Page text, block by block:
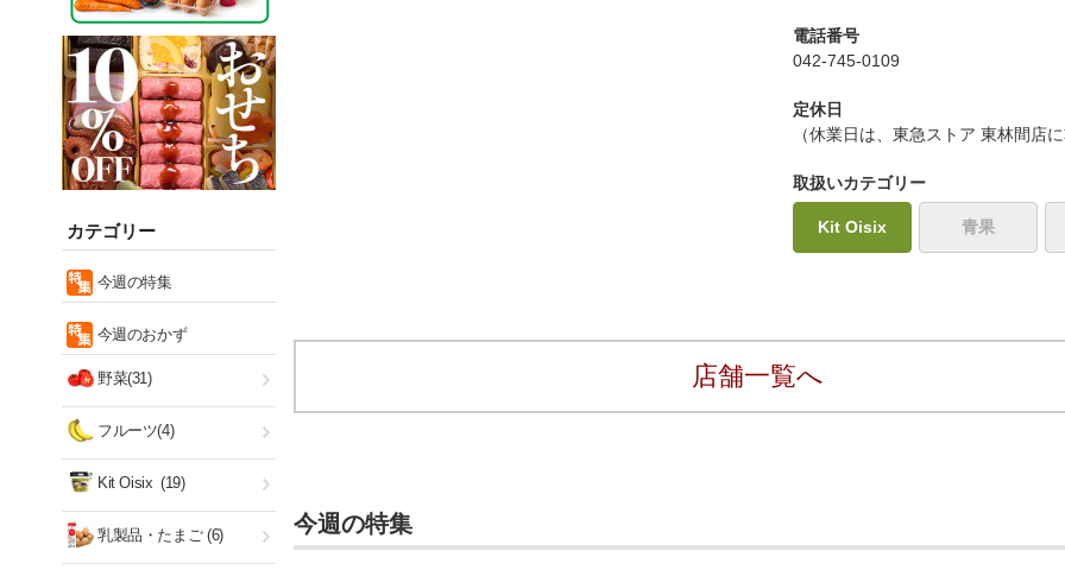
電話番号
042-745-0109
定休日
（休業日は、東急ストア 東林間店
取扱いカテゴリー
Kit Oisix 青果
店舗一覧へ
今週の特集
カテゴリー
今週の特集
今週のおかず
野菜(31)
フルーツ(4)
Kit Oisix (19)
乳製品・たまご(6)